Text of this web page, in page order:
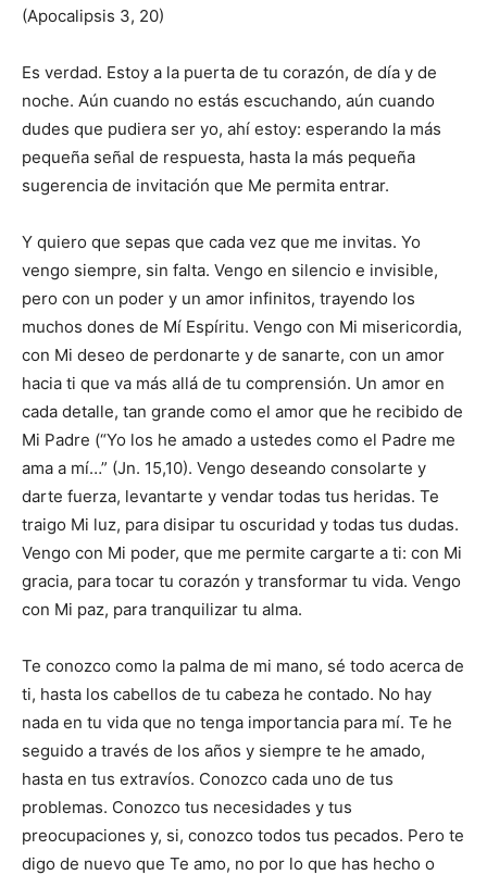
(Apocalipsis 3, 20)
Es verdad. Estoy a la puerta de tu corazón, de día y de
noche. Aún cuando no estás escuchando, aún cuando
dudes que pudiera ser yo, ahí estoy: esperando la más
pequeña señal de respuesta, hasta la más pequeña
sugerencia de invitación que Me permita entrar.
Y quiero que sepas que cada vez que me invitas. Yo
vengo siempre, sin falta. Vengo en silencio e invisible,
pero con un poder y un amor infinitos, trayendo los
muchos dones de Mí Espíritu. Vengo con Mi misericordia,
con Mi deseo de perdonarte y de sanarte, con un amor
hacia ti que va más allá de tu comprensión. Un amor en
cada detalle, tan grande como el amor que he recibido de
Mi Padre (“Yo los he amado a ustedes como el Padre me
ama a mí…” (Jn. 15,10). Vengo deseando consolarte y
darte fuerza, levantarte y vendar todas tus heridas. Te
traigo Mi luz, para disipar tu oscuridad y todas tus dudas.
Vengo con Mi poder, que me permite cargarte a ti: con Mi
gracia, para tocar tu corazón y transformar tu vida. Vengo
con Mi paz, para tranquilizar tu alma.
Te conozco como la palma de mi mano, sé todo acerca de
ti, hasta los cabellos de tu cabeza he contado. No hay
nada en tu vida que no tenga importancia para mí. Te he
seguido a través de los años y siempre te he amado,
hasta en tus extravíos. Conozco cada uno de tus
problemas. Conozco tus necesidades y tus
preocupaciones y, si, conozco todos tus pecados. Pero te
digo de nuevo que Te amo, no por lo que has hecho o